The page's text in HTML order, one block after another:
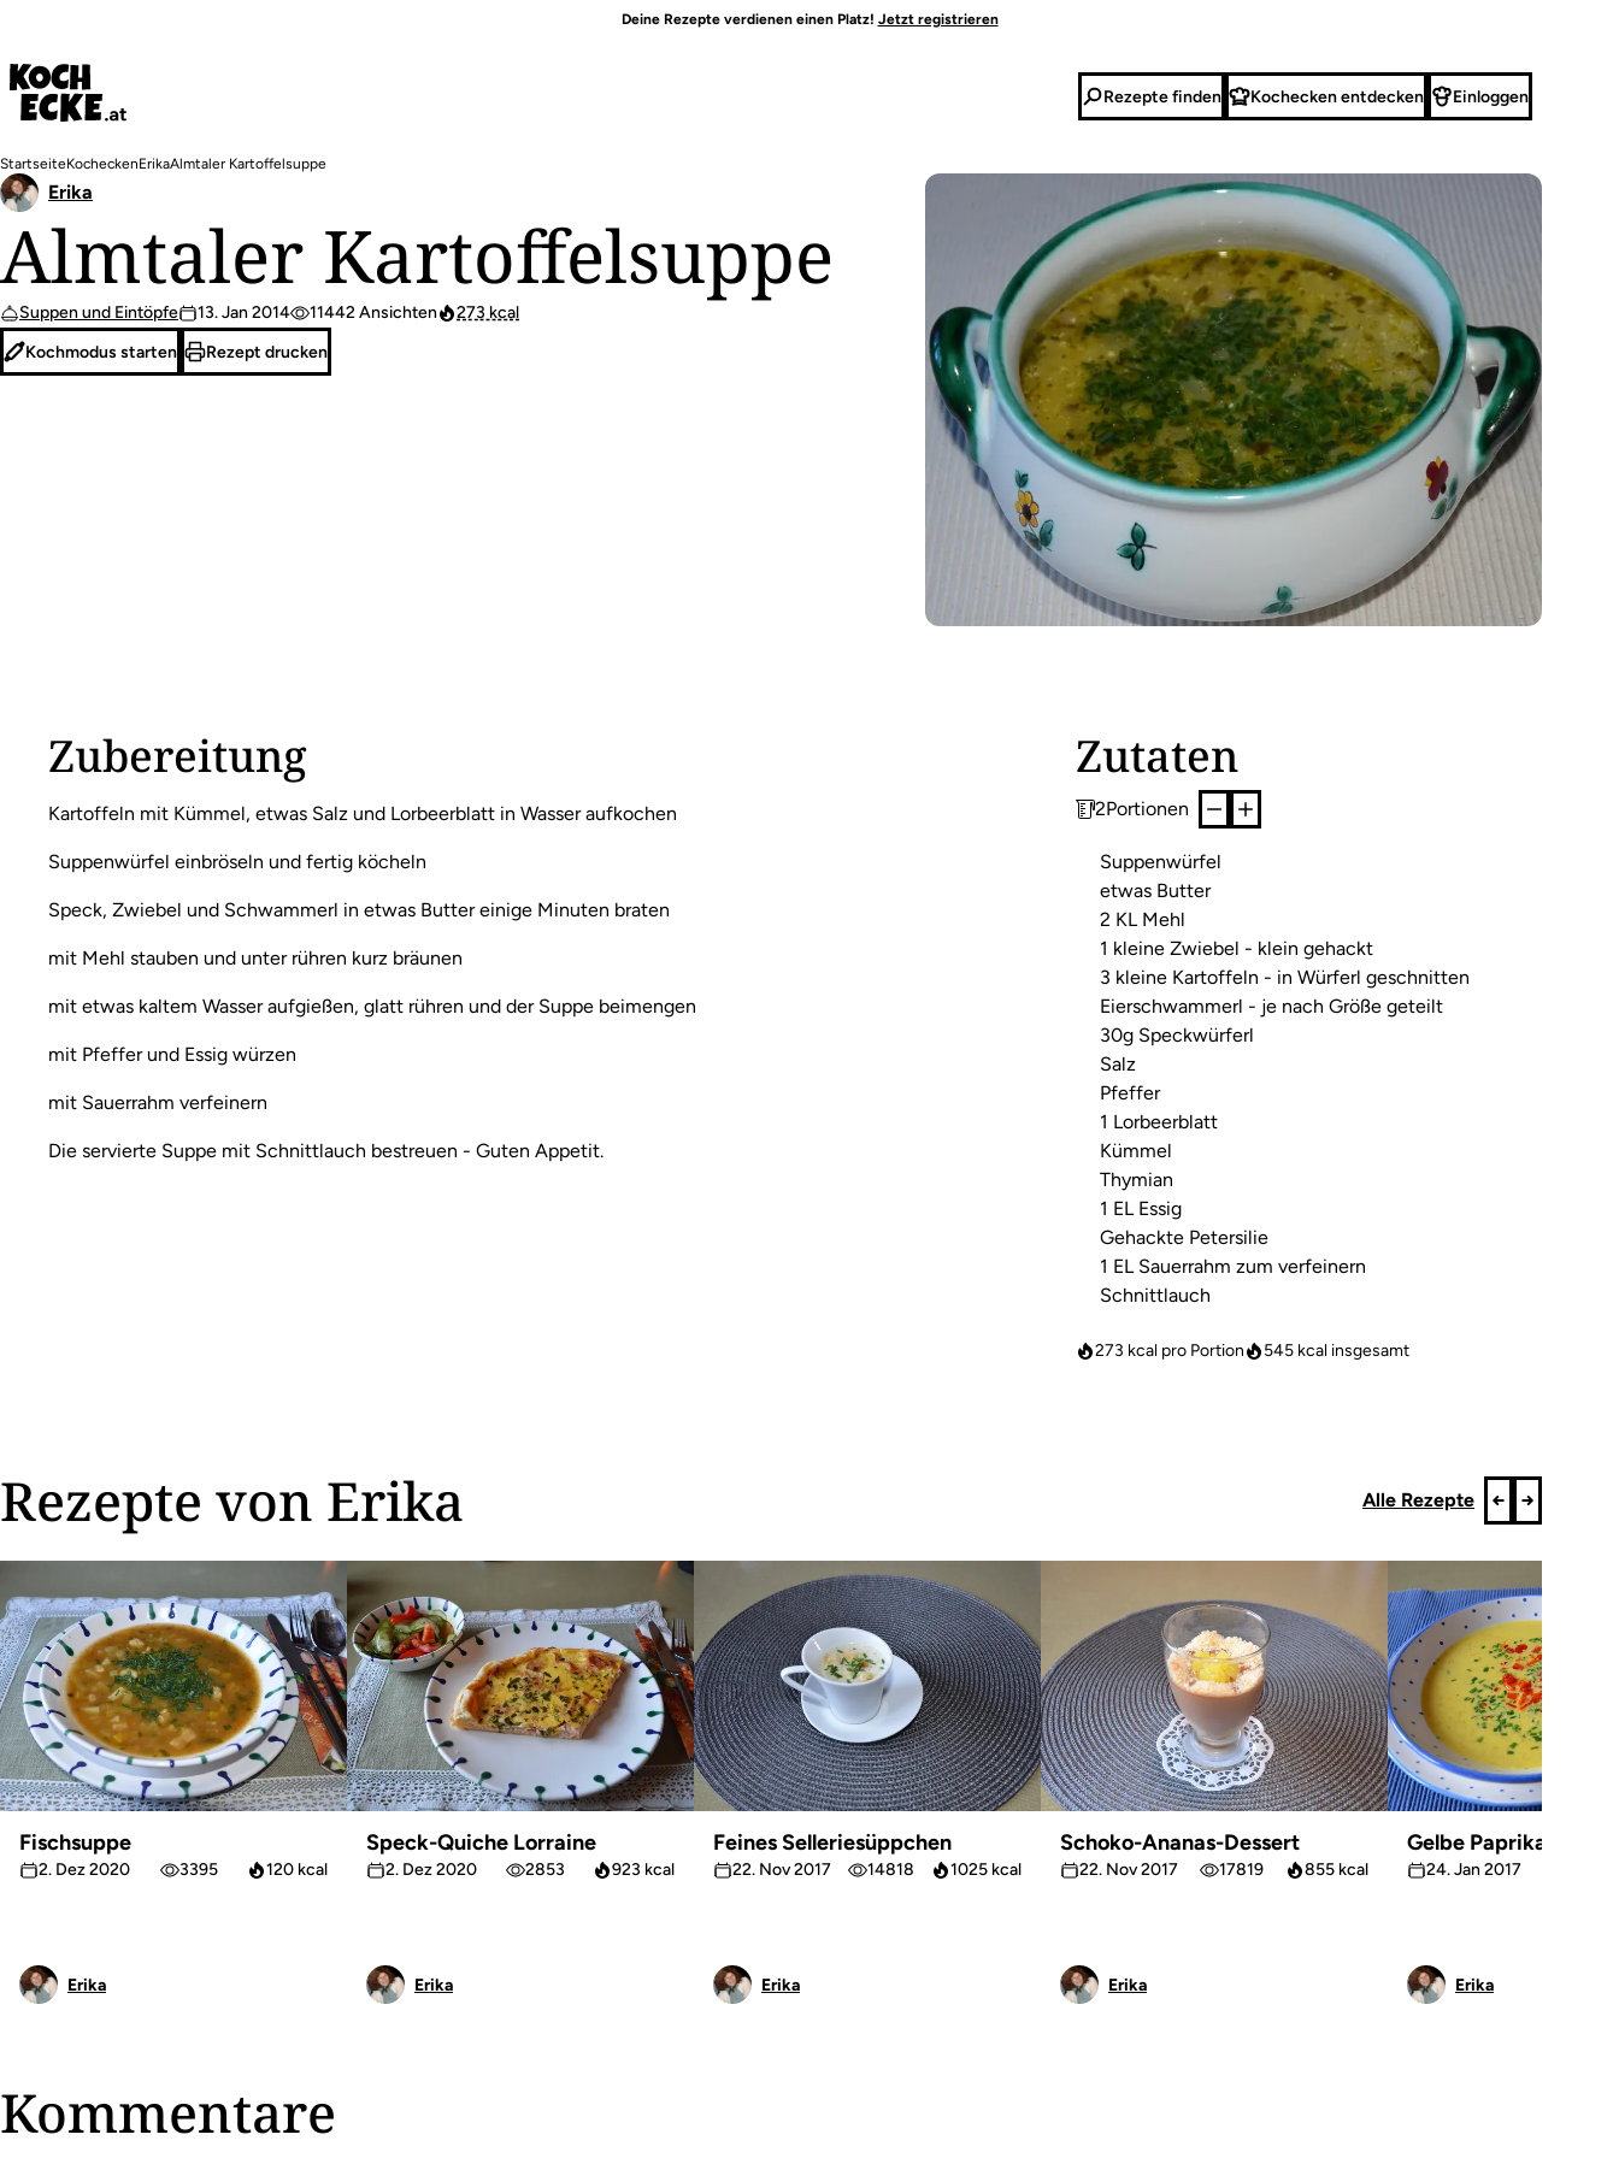
Inhalt
Deine Rezepte verdienen einen Platz! Jetzt registrieren
Rezepte finden Kochecken entdecken Einloggen
Pfadnavigation
StartseiteKocheckenErikaAlmtaler Kartoffelsuppe
Almtaler Kartoffelsuppe
Suppen und Eintöpfe 13. Jan 2014 11442 Ansichten 273 kcal
Erika
Kochmodus starten Rezept drucken
Zubereitung
Kartoffeln mit Kümmel, etwas Salz und Lorbeerblatt in Wasser aufkochen
Suppenwürfel einbröseln und fertig köcheln
Speck, Zwiebel und Schwammerl in etwas Butter einige Minuten braten
mit Mehl stauben und unter rühren kurz bräunen
mit etwas kaltem Wasser aufgießen, glatt rühren und der Suppe beimengen
mit Pfeffer und Essig würzen
mit Sauerrahm verfeinern
Die servierte Suppe mit Schnittlauch bestreuen - Guten Appetit.
Zutaten
2Portionen
Suppenwürfel
etwas Butter
2 KL Mehl
1 kleine Zwiebel - klein gehackt
3 kleine Kartoffeln - in Würferl geschnitten
Eierschwammerl - je nach Größe geteilt
30g Speckwürferl
Salz
Pfeffer
1 Lorbeerblatt
Kümmel
Thymian
1 EL Essig
Gehackte Petersilie
1 EL Sauerrahm zum verfeinern
Schnittlauch
273 kcal pro Portion 545 kcal insgesamt
Rezepte von Erika Alle Rezepte
Fischsuppe
2. Dez 2020 3395 120 kcal
Erika
Speck-Quiche Lorraine
2. Dez 2020 2853 923 kcal
Erika
Feines Selleriesüppchen
22. Nov 2017 14818 1025 kcal
Erika
Schoko-Ananas-Dessert
22. Nov 2017 17819 855 kcal
Erika
Gelbe Paprikacreme
24. Jan 2017
Erika
Kommentare